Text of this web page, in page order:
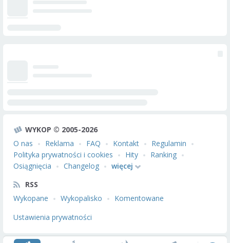
WYKOP © 2005-2026
O nas
Reklama FAQ Kontakt
Regulamin
Polityka prywatności i cookies
Hity
Ranking
Osiągnięcia
Changelog
więcej
RSS
Wykopane
Wykopalisko
Komentowane
Ustawienia prywatności